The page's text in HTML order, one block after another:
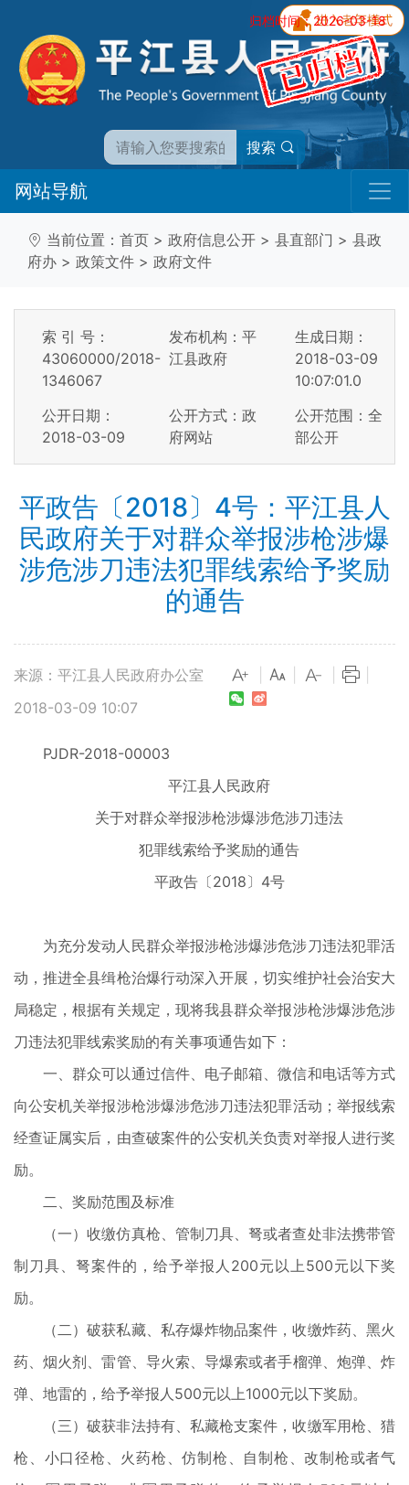
归档时间：2026-03-18
搜索
网站导航
当前位置： 首页 > 政府信息公开 > 县直部门 > 县政
府办 > 政策文件 > 政府文件
索 引 号：
43060000/2018-
1346067
发布机构：平
江县政府
生成日期：
2018-03-09
10:07:01.0
公开日期：
2018-03-09
公开方式：政
府网站
公开范围：全
部公开
平政告〔2018〕4号：平江县人
民政府关于对群众举报涉枪涉爆
涉危涉刀违法犯罪线索给予奖励
的通告
来源：平江县人民政府办公室
2018-03-09 10:07
PJDR-2018-00003
平江县人民政府
关于对群众举报涉枪涉爆涉危涉刀违法
犯罪线索给予奖励的通告
平政告〔2018〕4号
为充分发动人民群众举报涉枪涉爆涉危涉刀违法犯罪活
动，推进全县缉枪治爆行动深入开展，切实维护社会治安大
局稳定，根据有关规定，现将我县群众举报涉枪涉爆涉危涉
刀违法犯罪线索奖励的有关事项通告如下：
一、群众可以通过信件、电子邮箱、微信和电话等方式
向公安机关举报涉枪涉爆涉危涉刀违法犯罪活动；举报线索
经查证属实后，由查破案件的公安机关负责对举报人进行奖
励。
二、奖励范围及标准
（一）收缴仿真枪、管制刀具、弩或者查处非法携带管
制刀具、弩案件的，给予举报人200元以上500元以下奖
励。
（二）破获私藏、私存爆炸物品案件，收缴炸药、黑火
药、烟火剂、雷管、导火索、导爆索或者手榴弹、炮弹、炸
弹、地雷的，给予举报人500元以上1000元以下奖励。
（三）破获非法持有、私藏枪支案件，收缴军用枪、猎
枪、小口径枪、火药枪、仿制枪、自制枪、改制枪或者气